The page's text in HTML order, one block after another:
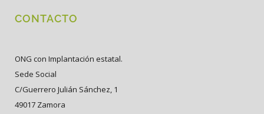
CONTACTO
ONG con Implantación estatal.
Sede Social
C/Guerrero Julián Sánchez, 1
49017 Zamora